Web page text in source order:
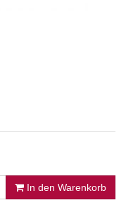
In den Warenkorb